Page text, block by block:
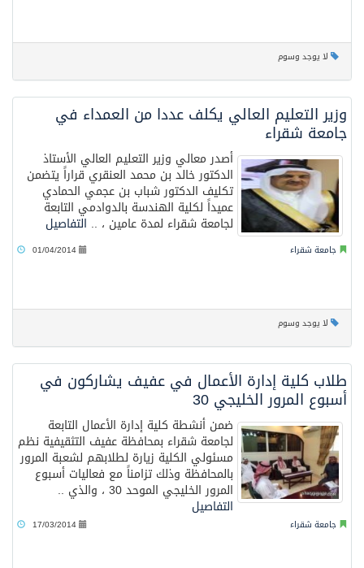
لا يوجد وسوم
وزير التعليم العالي يكلف عددا من العمداء في
جامعة شقراء
أصدر معالي وزير التعليم العالي الأستاذ
الدكتور خالد بن محمد العنقري قراراً يتضمن
تكليف الدكتور شباب بن عجمي الحمادي
عميداً لكلية الهندسة بالدوادمي التابعة
لجامعة شقراء لمدة عامين ، .. التفاصيل
جامعة شقراء 01/04/2014
لا يوجد وسوم
طلاب كلية إدارة الأعمال في عفيف يشاركون في
أسبوع المرور الخليجي 30
ضمن أنشطة كلية إدارة الأعمال التابعة
لجامعة شقراء بمحافظة عفيف التثقيفية نظم
مسئولي الكلية زيارة لطلابهم لشعبة المرور
بالمحافظة وذلك تزامناً مع فعاليات أسبوع
المرور الخليجي الموحد 30 ، والذي ..
التفاصيل
جامعة شقراء 17/03/2014